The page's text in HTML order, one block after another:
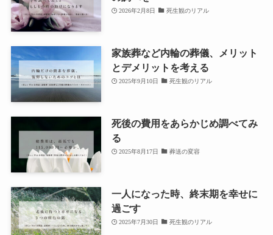
2026年2月8日 死生観のリアル
家族葬など内輪の葬儀、メリット
とデメリットを考える
2025年9月10日 死生観のリアル
死後の費用をあらかじめ調べてみ
る
2025年8月17日 葬送の変容
一人になった時、終末期を幸せに
過ごす
2025年7月30日 死生観のリアル